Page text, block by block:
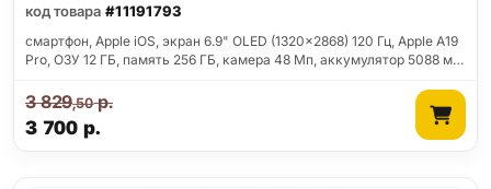
код товара #11191793
смартфон, Apple iOS, экран 6.9" OLED (1320x2868) 120 Гц, Apple A19
Pro, ОЗУ 12 ГБ, память 256 ГБ, камера 48 Мп, аккумулятор 5088 м…
3 700 р.
3 829,50р.